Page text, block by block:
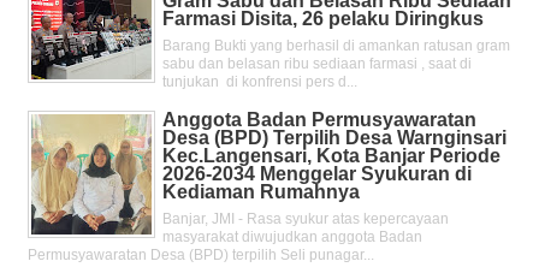
Farmasi Disita, 26 pelaku Diringkus
Barang Bukti yang berhasil di amankan ratusan gram
sabu dan belasan ribu sediaan farmasi , saat di
tunjukan di konfrensi pers d...
Anggota Badan Permusyawaratan
Desa (BPD) Terpilih Desa Warnginsari
Kec.Langensari, Kota Banjar Periode
2026-2034 Menggelar Syukuran di
Kediaman Rumahnya
Banjar, JMI - Rasa syukur atas kepercayaan
masyarakat diwujudkan anggota Badan
Permusyawaratan Desa (BPD) terpilih Seli punagar...